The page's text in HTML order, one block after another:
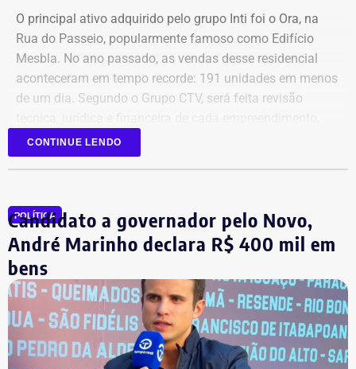
O principal ativo adquirido pelo grupo Inti foi o Ora, na
Rua do Passeio, popularmente famoso como Edifício
Mesbla. No ano passado, as vendas desse residencial
aconteceram em tempo recorde: 191 unidades em menos
de um dia. Segundo o Grupo CTV, será feita revisão
antes da retomada dos canteiros. Cronogramas de
entrega terão novas datas. Também haverá a definição
a Artesanal investimentos.
CONTINUE LENDO
POLÍTICA
Candidato a governador pelo Novo,
André Marinho declara R$ 400 mil em
bens